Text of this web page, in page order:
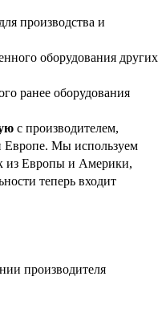
производства и
оборудования других
ранее оборудования
с производителем,
Европе. Мы используем
из Европы и Америки,
теперь входит
производителя